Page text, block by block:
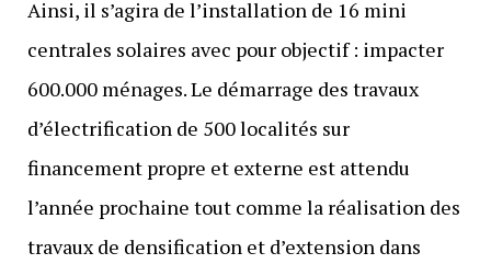
Ainsi, il s’agira de l’installation de 16 mini
centrales solaires avec pour objectif : impacter
600.000 ménages. Le démarrage des travaux
d’électrification de 500 localités sur
financement propre et externe est attendu
l’année prochaine tout comme la réalisation des
travaux de densification et d’extension dans